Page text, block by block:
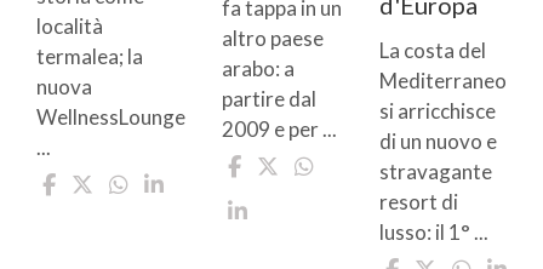
località
termalea; la
nuova
WellnessLounge
...
fa tappa in un
altro paese
arabo: a
partire dal
2009 e per ...
La costa del
Mediterraneo
si arricchisce
di un nuovo e
stravagante
resort di
lusso: il 1° ...